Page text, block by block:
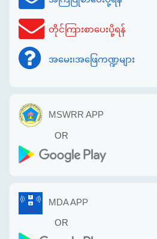
တိုင်ကြားစာပေးပို့ရန်
အမေး၊အဖြေကဏ္ဍများ
MSWRR APP
OR
MDA APP
OR